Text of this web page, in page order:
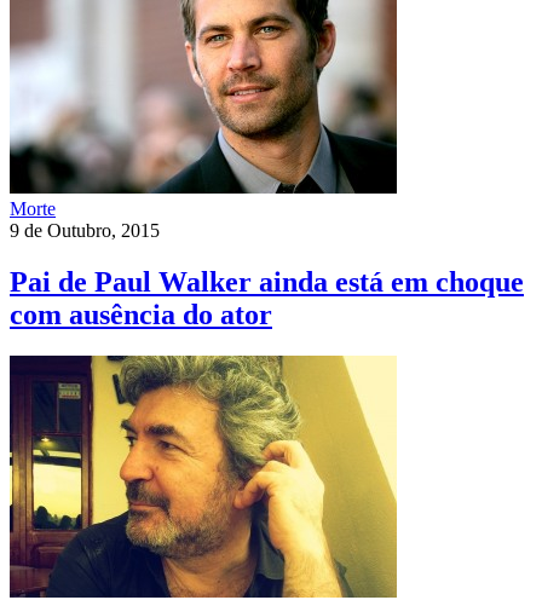
Morte
9 de Outubro, 2015
Pai de Paul Walker ainda está em choque
com ausência do ator